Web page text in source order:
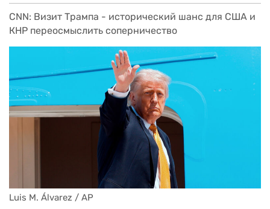
CNN: Визит Трампа - исторический шанс для США и
КНР переосмыслить соперничество
Luis M. Álvarez / AP